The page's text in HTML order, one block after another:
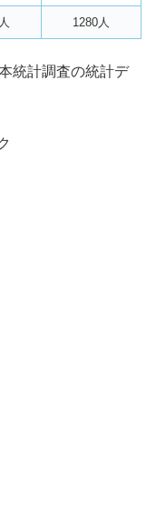
1280人
統計調査の統計デ